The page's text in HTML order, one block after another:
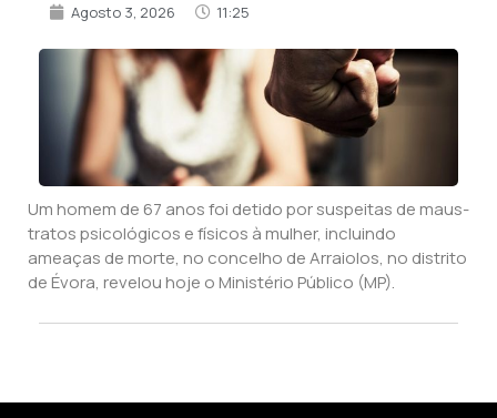
Agosto 3, 2026 11:25
Um homem de 67 anos foi detido por suspeitas de maus-
tratos psicológicos e físicos à mulher, incluindo
ameaças de morte, no concelho de Arraiolos, no distrito
de Évora, revelou hoje o Ministério Público (MP).